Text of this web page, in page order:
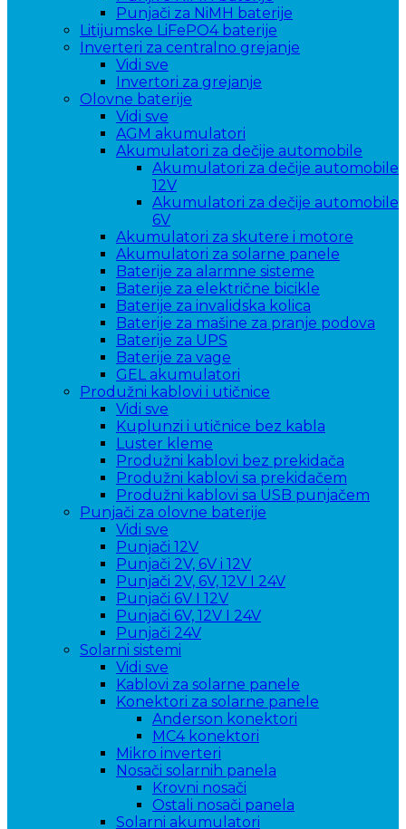
Punjači za NiMH baterije
Litijumske LiFePO4 baterije
Inverteri za centralno grejanje
Vidi sve
Invertori za grejanje
Olovne baterije
Vidi sve
AGM akumulatori
Akumulatori za dečije automobile
Akumulatori za dečije automobile
12V
Akumulatori za dečije automobile
6V
Akumulatori za skutere i motore
Akumulatori za solarne panele
Baterije za alarmne sisteme
Baterije za električne bicikle
Baterije za invalidska kolica
Baterije za mašine za pranje podova
Baterije za UPS
Baterije za vage
GEL akumulatori
Produžni kablovi i utičnice
Vidi sve
Kuplunzi i utičnice bez kabla
Luster kleme
Produžni kablovi bez prekidača
Produžni kablovi sa prekidačem
Produžni kablovi sa USB punjačem
Punjači za olovne baterije
Vidi sve
Punjači 12V
Punjači 2V, 6V i 12V
Punjači 2V, 6V, 12V I 24V
Punjači 6V I 12V
Punjači 6V, 12V I 24V
Punjači 24V
Solarni sistemi
Vidi sve
Kablovi za solarne panele
Konektori za solarne panele
Anderson konektori
MC4 konektori
Mikro inverteri
Nosači solarnih panela
Krovni nosači
Ostali nosači panela
Solarni akumulatori